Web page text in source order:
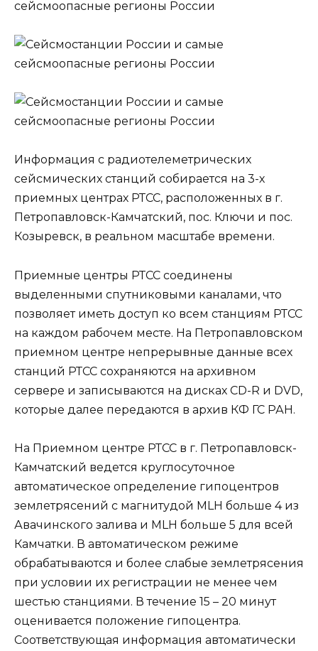
Информация с радиотелеметрических
сейсмических станций собирается на 3-х
приемных центрах РТСС, расположенных в г.
Петропавловск-Камчатский, пос. Ключи и пос.
Козыревск, в реальном масштабе времени.
Приемные центры РТСС соединены
выделенными спутниковыми каналами, что
позволяет иметь доступ ко всем станциям РТСС
на каждом рабочем месте. На Петропавловском
приемном центре непрерывные данные всех
станций РТСС сохраняются на архивном
сервере и записываются на дисках CD-R и DVD,
которые далее передаются в архив КФ ГС РАН.
На Приемном центре РТСС в г. Петропавловск-
Камчатский ведется круглосуточное
автоматическое определение гипоцентров
землетрясений с магнитудой MLH больше 4 из
Авачинского залива и MLH больше 5 для всей
Камчатки. В автоматическом режиме
обрабатываются и более слабые землетрясения
при условии их регистрации не менее чем
шестью станциями. В течение 15 – 20 минут
оценивается положение гипоцентра.
Соответствующая информация автоматически